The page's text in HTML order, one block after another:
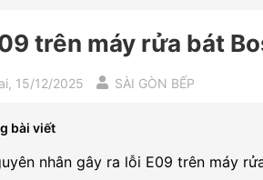
trên máy rửa bát
15/12/2025 SÀI GÒN BẾP
bài viết
nhân gây ra lỗi E09 trên máy